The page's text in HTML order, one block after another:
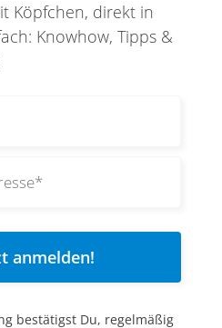
Köpfchen, direkt in
Knowhow, Tipps &
anmelden!
bestätigst Du, regelmäßig